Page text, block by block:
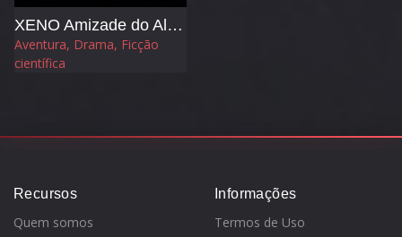
XENO Amizade do Além
Aventura, Drama, Ficção
científica
Recursos
Quem somos
Informações
Termos de Uso